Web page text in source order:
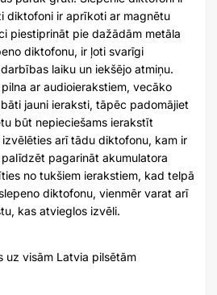
diktofoni ir aprīkoti ar magnētu
piestiprināt pie dažādām metāla
diktofonu, ir ļoti svarīgi
laiku un iekšējo atmiņu.
ar audioierakstiem, vecāko
jauni ieraksti, tāpēc padomājiet
būt nepieciešams ierakstīt
arī tādu diktofonu, kam ir
pagarināt akumulatora
no tukšiem ierakstiem, kad telpā
diktofonu, vienmēr varat arī
kas atvieglos izvēli.
uz visām Latvia pilsētām